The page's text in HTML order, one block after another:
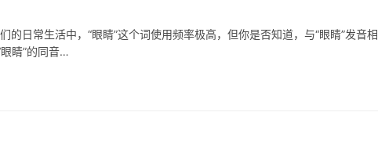
生活中，“眼睛”这个词使用频率极高，但你是否知道，与“眼睛”发音
睛”的同音…